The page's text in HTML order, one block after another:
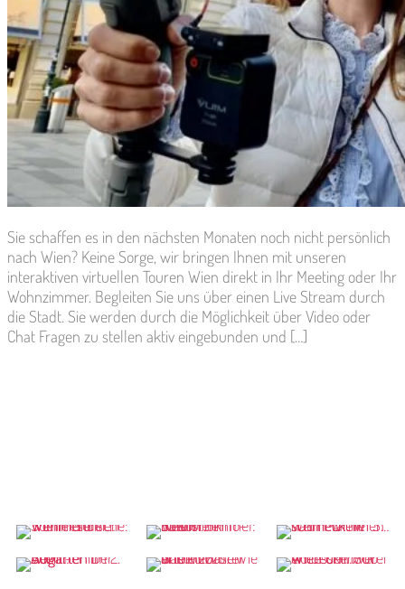
Sie schaffen es in den nächsten Monaten noch nicht persönlich
nach Wien? Keine Sorge, wir bringen Ihnen mit unseren
interaktiven virtuellen Touren Wien direkt in Ihr Meeting oder Ihr
Wohnzimmer. Begleiten Sie uns über einen Live Stream durch
die Stadt. Sie werden durch die Möglichkeit über Video oder
Chat Fragen zu stellen aktiv eingebunden und […]